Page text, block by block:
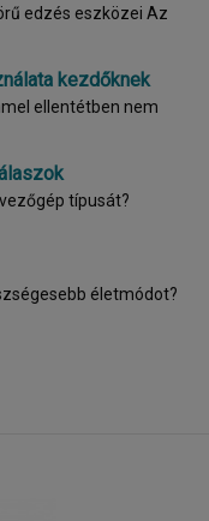
edzés eszközei Az
kezdőknek
ellentétben nem
típusát?
életmódot?